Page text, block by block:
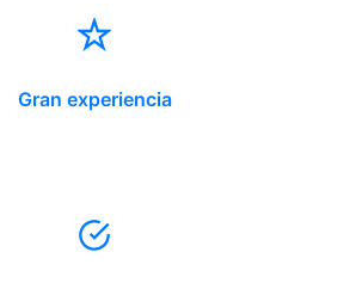
Gran experiencia